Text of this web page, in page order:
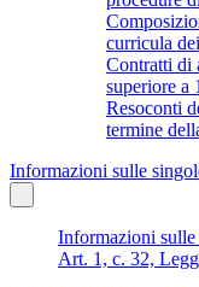
curricula
Contratti di
superiore a
Resoconti
termine
Informazioni sulle
Informazioni sulle
Art. 1, c. 32,